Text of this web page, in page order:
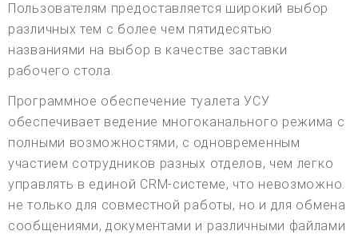
Пользователям предоставляется широкий выбор
различных тем с более чем пятидесятью
названиями на выбор в качестве заставки
рабочего стола.
Программное обеспечение туалета УСУ
обеспечивает ведение многоканального режима с
полными возможностями, с одновременным
участием сотрудников разных отделов, чем легко
управлять в единой CRM-системе, что невозможно.
не только для совместной работы, но и для обмена
сообщениями, документами и различными файлами